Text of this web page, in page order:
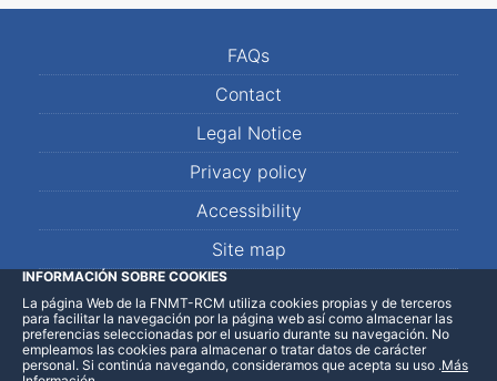
FAQs
Contact
Legal Notice
Privacy policy
Accessibility
Site map
LinkedInFacebookWhatsApp
INFORMACIÓN SOBRE COOKIES
La página Web de la FNMT-RCM utiliza cookies propias y de terceros
para facilitar la navegación por la página web así como almacenar las
preferencias seleccionadas por el usuario durante su navegación. No
empleamos las cookies para almacenar o tratar datos de carácter
personal. Si continúa navegando, consideramos que acepta su uso .Más